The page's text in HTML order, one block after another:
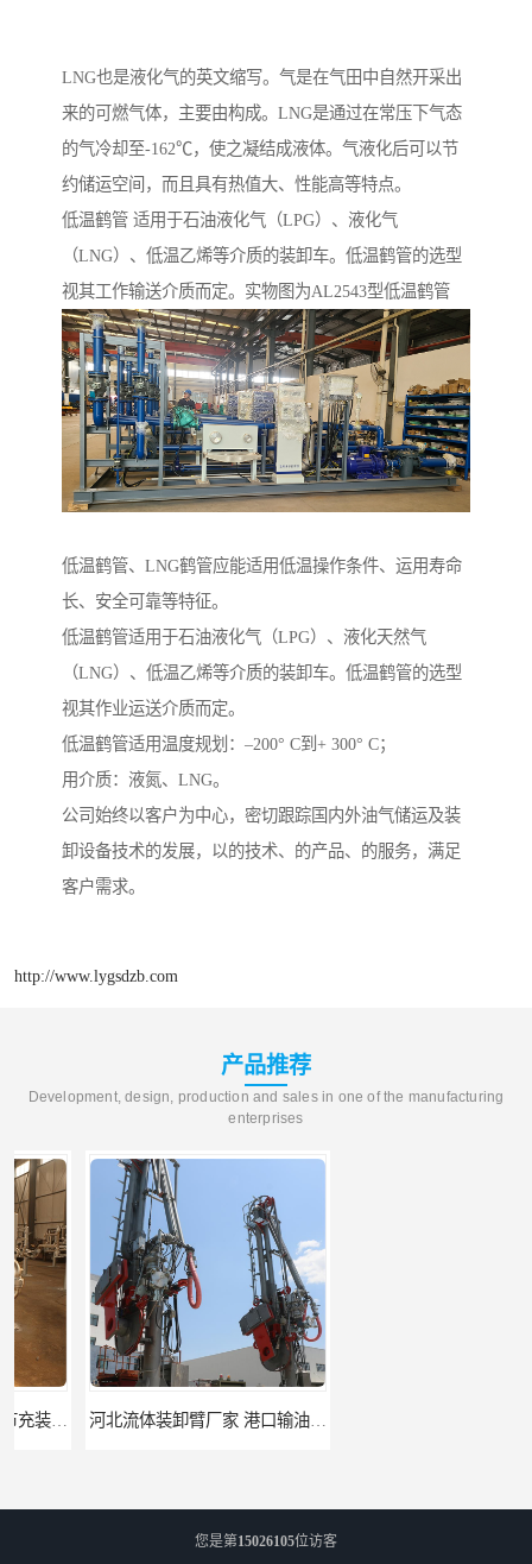
LNG也是液化气的英文缩写。气是在气田中自然开采出
来的可燃气体，主要由构成。LNG是通过在常压下气态
的气冷却至-162℃，使之凝结成液体。气液化后可以节
约储运空间，而且具有热值大、性能高等特点。
低温鹤管 适用于石油液化气（LPG）、液化气
（LNG）、低温乙烯等介质的装卸车。低温鹤管的选型
视其工作输送介质而定。实物图为AL2543型低温鹤管
低温鹤管、LNG鹤管应能适用低温操作条件、运用寿命
长、安全可靠等特征。
低温鹤管适用于石油液化气（LPG）、液化天然气
（LNG）、低温乙烯等介质的装卸车。低温鹤管的选型
视其作业运送介质而定。
低温鹤管适用温度规划：–200° C到+ 300° C；
用介质：液氮、LNG。
公司始终以客户为中心，密切跟踪国内外油气储运及装
卸设备技术的发展，以的技术、的产品、的服务，满足
客户需求。
http://www.lygsdzb.com
产品推荐
Development, design, production and sales in one of the manufacturing
enterprises
河北流体装卸臂厂家 港口输油臂 节能环保
您是第15026105位访客